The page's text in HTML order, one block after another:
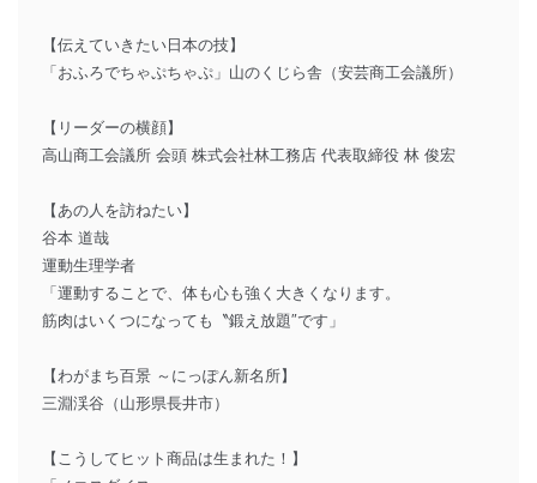
【伝えていきたい日本の技】
「おふろでちゃぷちゃぷ」山のくじら舎（安芸商工会議所）
【リーダーの横顔】
高山商工会議所 会頭 株式会社林工務店 代表取締役 林 俊宏
【あの人を訪ねたい】
谷本 道哉
運動生理学者
「運動することで、体も心も強く大きくなります。
筋肉はいくつになっても〝鍛え放題″です」
【わがまち百景 ～にっぽん新名所】
三淵渓谷（山形県長井市）
【こうしてヒット商品は生まれた！】